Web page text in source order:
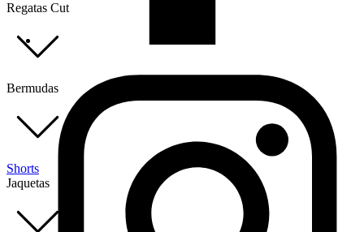
Regatas Cut
Bermudas
Shorts
Jaquetas